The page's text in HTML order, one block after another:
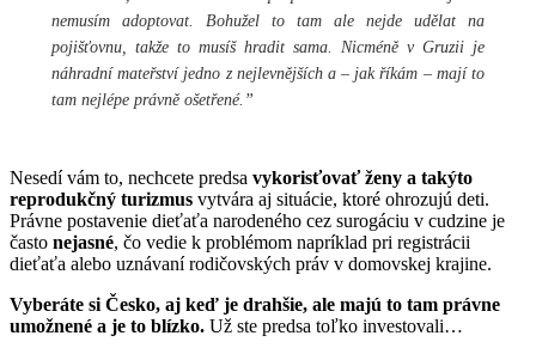
nemusím adoptovat. Bohužel to tam ale nejde udělat na
pojišťovnu, takže to musíš hradit sama. Nicméně v Gruzii je
náhradní mateřství jedno z nejlevnějších a – jak říkám – mají to
tam nejlépe právně ošetřené.”
Nesedí vám to, nechcete predsa vykorisťovať ženy a takýto
reprodukčný turizmus vytvára aj situácie, ktoré ohrozujú deti.
Právne postavenie dieťaťa narodeného cez surogáciu v cudzine je
často nejasné, čo vedie k problémom napríklad pri registrácii
dieťaťa alebo uznávaní rodičovských práv v domovskej krajine.
Vyberáte si Česko, aj keď je drahšie, ale majú to tam právne
umožnené a je to blízko. Už ste predsa toľko investovali…